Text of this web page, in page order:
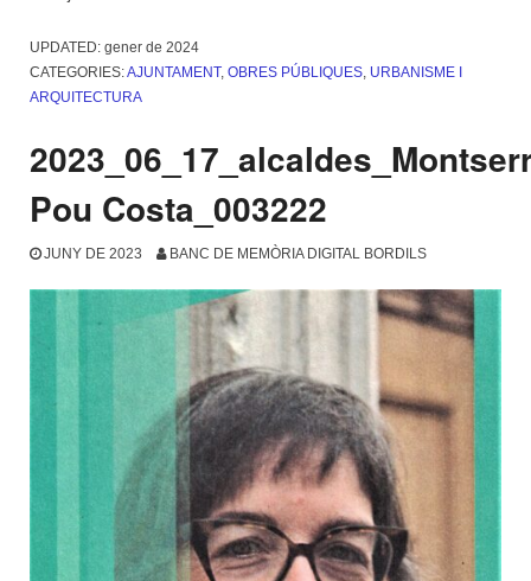
UPDATED: gener de 2024
CATEGORIES:AJUNTAMENT, OBRES PÚBLIQUES, URBANISME I
ARQUITECTURA
Pou Costa_003222
JUNY DE 2023 BANC DE MEMÒRIA DIGITAL BORDILS